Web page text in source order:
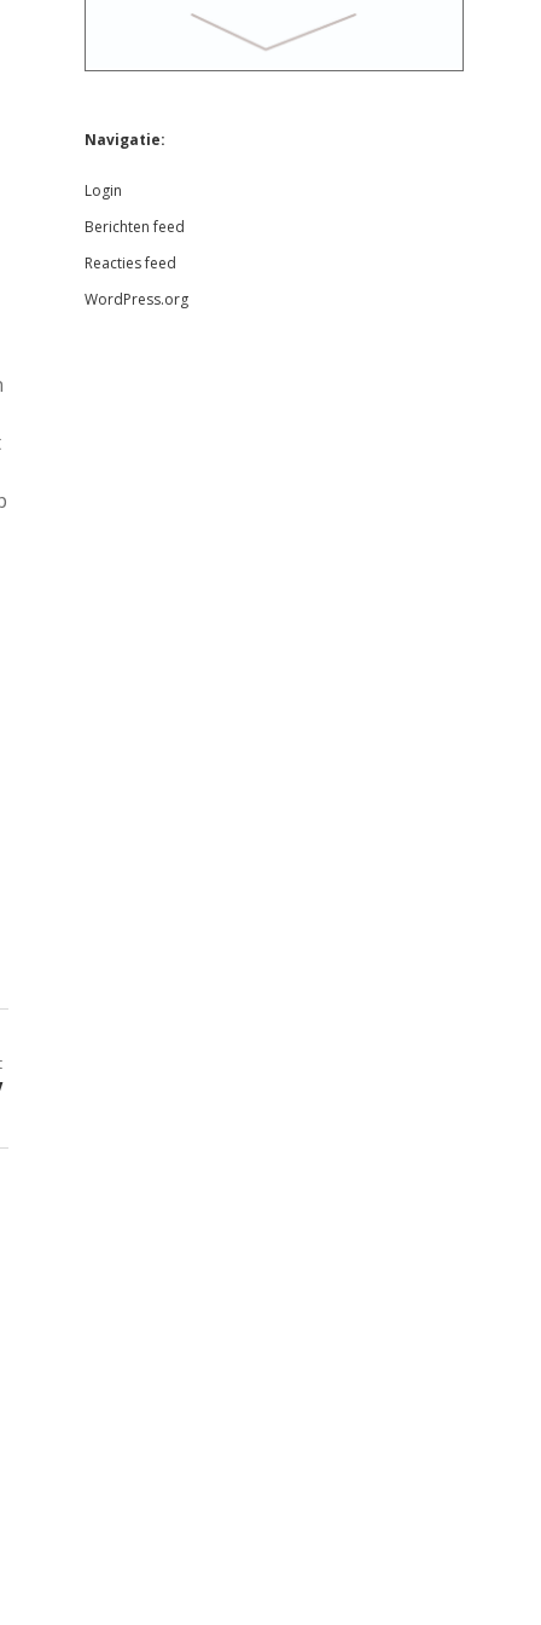
Navigatie:
Login
Berichten feed
Reacties feed
WordPress.org